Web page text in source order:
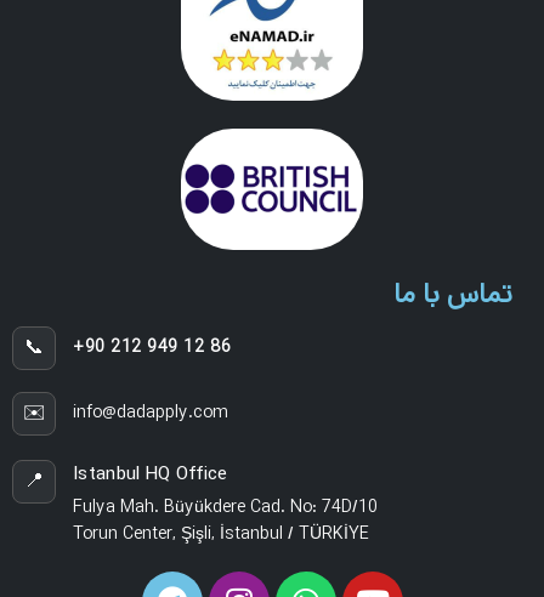
تماس با ما
📞 +90 212 949 12 86
✉️ info@dadapply.com
📍 Istanbul HQ Office
Fulya Mah. Büyükdere Cad. No: 74D/10
Torun Center, Şişli, İstanbul / TÜRKİYE